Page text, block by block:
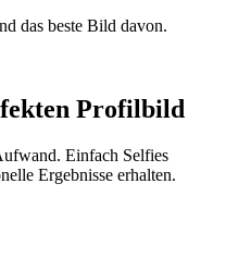
das beste Bild davon.
Profilbild
Einfach Selfies
Ergebnisse erhalten.